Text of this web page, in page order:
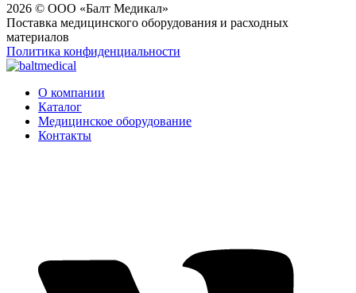
2026 © ООО «Балт Медикал»
Поставка медицинского оборудования и расходных
материалов
Политика конфиденциальности
О компании
Каталог
Медицинское оборудование
Контакты